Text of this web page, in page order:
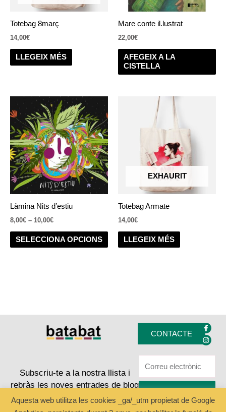
Totebag 8març
14,00€
LLEGEIX MÉS
Mare conte il.lustrat
22,00€
AFEGEIX A LA
CISTELLA
Làmina Nits d’estiu
8,00€ – 10,00€
Interval
de
preus:
8,00€
a
10,00€
SELECCIONA OPCIONS
producte
té
diverses
variants.
Les
opcions
triar
la
pàgina
EXHAURIT
Totebag Armate
14,00€
LLEGEIX MÉS
CONTACTE
F
a
c
e
o
-
I
n
s
t
g
m
Subscriu-te a la nostra llista i
rebràs les noves entrades de blog
Aquesta web utilitza les cookies _ga/_utm propietat de Google